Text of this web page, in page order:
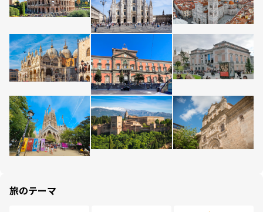
旅のテーマ